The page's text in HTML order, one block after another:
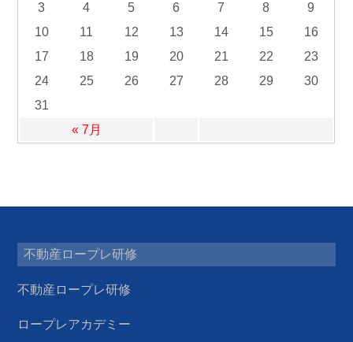
« 7月
3
4 5 6 7 8
9
10
11 12 13 14 15
16
17
18 19 20 21 22
23
24
25 26 27 28 29
30
31
不動産ロープレ研修
不動産ロープレ研修
ロープレアカデミー